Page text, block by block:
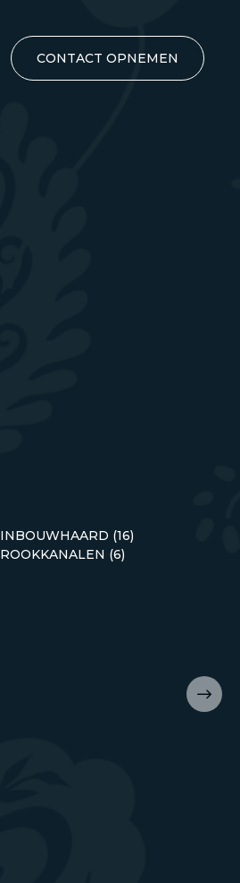
CONTACT OPNEMEN
INBOUWHAARD (16)
ROOKKANALEN (6)